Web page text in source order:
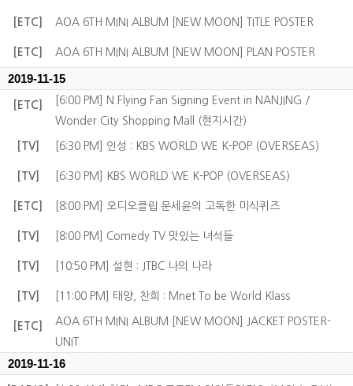
[ETC] AOA 6TH MINI ALBUM [NEW MOON] TITLE POSTER
[ETC] AOA 6TH MINI ALBUM [NEW MOON] PLAN POSTER
2019-11-15
[ETC]
[6:00 PM] N.Flying Fan Signing Event in NANJING /
Wonder City Shopping Mall (현지시간)
[TV] [6:30 PM] 인성 : KBS WORLD WE K-POP (OVERSEAS)
[TV] [6:30 PM] KBS WORLD WE K-POP (OVERSEAS)
[ETC] [8:00 PM] 오디오클립 문세윤의 고독한 미식퀴즈
[TV] [8:00 PM] Comedy TV 맛있는 녀석들
[TV] [10:50 PM] 설현 : JTBC 나의 나라
[TV] [11:00 PM] 태양, 찬희 : Mnet To be World Klass
[ETC]
AOA 6TH MINI ALBUM [NEW MOON] JACKET POSTER-
UNIT
2019-11-16